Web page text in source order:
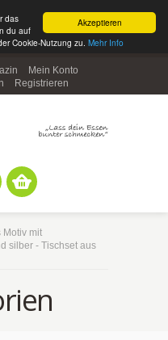
Akzeptieren
das
du auf
Cookie-Nutzung zu. Mehr Info
Mein Konto
Registrieren
Motiv mit
silber - Tischset aus